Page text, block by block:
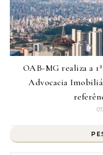
OAB-MG realiza a
Advocacia